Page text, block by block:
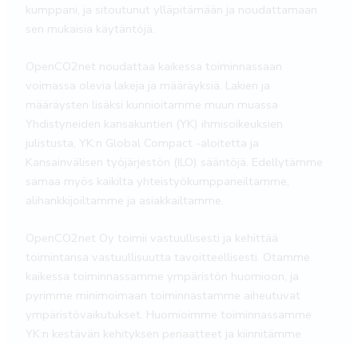
kumppani, ja sitoutunut ylläpitämään ja noudattamaan
sen mukaisia käytäntöjä.
OpenCO2net noudattaa kaikessa toiminnassaan
voimassa olevia lakeja ja määräyksiä. Lakien ja
määräysten lisäksi kunnioitamme muun muassa
Yhdistyneiden kansakuntien (YK) ihmisoikeuksien
julistusta, YK:n Global Compact -aloitetta ja
Kansainvälisen työjärjestön (ILO) sääntöjä. Edellytämme
samaa myös kaikilta yhteistyökumppaneiltamme,
alihankkijoiltamme ja asiakkailtamme.
OpenCO2net Oy toimii vastuullisesti ja kehittää
toimintansa vastuullisuutta tavoitteellisesti. Otamme
kaikessa toiminnassamme ympäristön huomioon, ja
pyrimme minimoimaan toiminnastamme aiheutuvat
ympäristövaikutukset. Huomioimme toiminnassamme
YK:n kestävän kehityksen periaatteet ja kiinnitämme